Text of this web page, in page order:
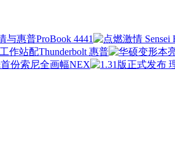
与惠普ProBook 4441
配Thunderbolt 惠普
首份索尼全画幅NEX